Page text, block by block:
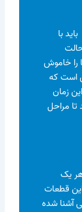
با
را خاموش
است که
زمان
مراحل
یک
این قطعات
آشنا شده